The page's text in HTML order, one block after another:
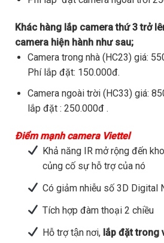
Khác hàng lắp camera thứ 3 trở
camera hiện hành như sau;
Camera trong nhà (HC23) giá:
Phí lắp đặt: 150.000đ.
Camera ngoài trời (HC33) giá:
lắp đặt : 250.000đ .
Điểm mạnh camera Viettel
Khả năng IR mở rộng đến
củng cố sự hỗ trợ của nó
Có giảm nhiễu số 3D Digital
Tích hợp đàm thoại 2 chiều
Hỗ trợ tận nơi,lắp đặt trong